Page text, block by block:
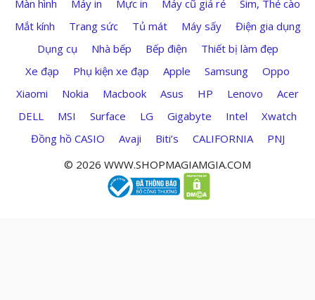
Màn hình
Máy in Mực in Máy cũ giá rẻ
Sim, Thẻ cào
Mắt kính
Trang sức Tủ mát Máy sấy
Điện gia dụng
Dụng cụ
Nhà bếp Bếp điện
Thiết bị làm đẹp
Xe đạp
Phụ kiện xe đạp Apple Samsung
Oppo
Xiaomi
Nokia Macbook Asus HP Lenovo
Acer
DELL
MSI Surface LG Gigabyte Intel
Xwatch
Đồng hồ CASIO
Avaji Biti’s CALIFORNIA
PNJ
© 2026 WWW.SHOPMAGIAMGIA.COM